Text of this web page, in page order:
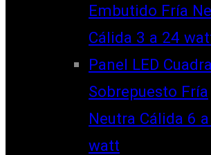
Embutido Fría
Cálida 3 a 24
Panel LED
Sobrepuesto Fría
Neutra Cálida 6
watt